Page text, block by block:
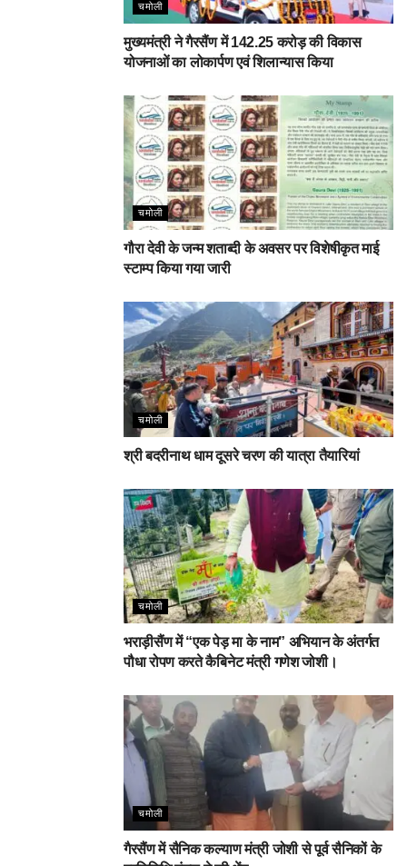
चमोली
मुख्यमंत्री ने गैरसैंण में 142.25 करोड़ की विकास
योजनाओं का लोकार्पण एवं शिलान्यास किया
चमोली
गौरा देवी के जन्म शताब्दी के अवसर पर विशेषीकृत माई
स्टाम्प किया गया जारी
चमोली
श्री बदरीनाथ धाम दूसरे चरण की यात्रा तैयारियां
चमोली
भराड़ीसैंण में “एक पेड़ मा के नाम” अभियान के अंतर्गत
पौधा रोपण करते कैबिनेट मंत्री गणेश जोशी।
चमोली
गैरसैंण में सैनिक कल्याण मंत्री जोशी से पूर्व सैनिकों के